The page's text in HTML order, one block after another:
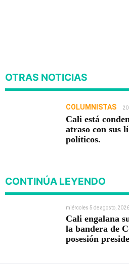
OTRAS NOTICIAS
COLUMNISTAS
Cali está
atraso con sus
políticos.
CONTINÚA LEYENDO
miércoles 5 de agosto, 2026
Cali engalana
la bandera de
posesión